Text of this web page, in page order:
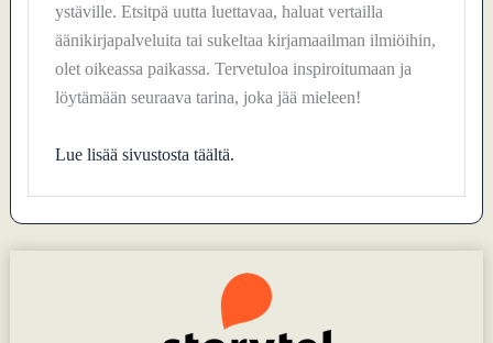
ystäville. Etsitpä uutta luettavaa, haluat vertailla
äänikirjapalveluita tai sukeltaa kirjamaailman ilmiöihin,
olet oikeassa paikassa. Tervetuloa inspiroitumaan ja
löytämään seuraava tarina, joka jää mieleen!
Lue lisää sivustosta täältä.